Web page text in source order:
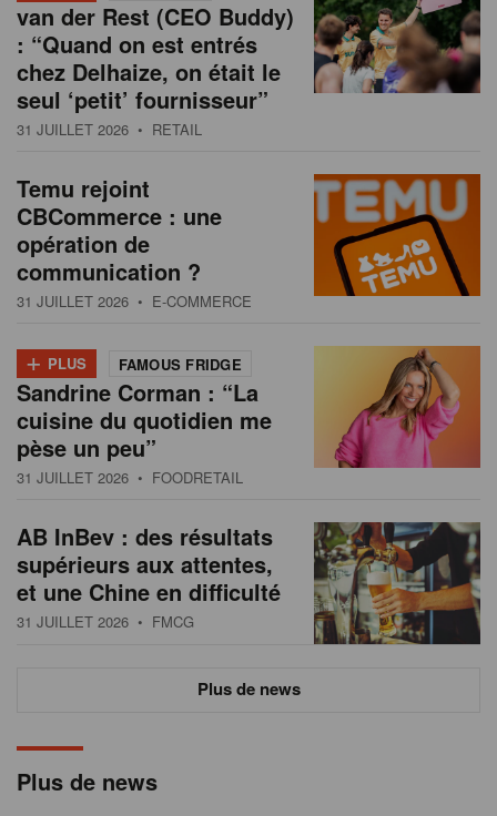
Plus de news
van der Rest (CEO Buddy)
: “Quand on est entrés
chez Delhaize, on était le
seul ‘petit’ fournisseur”
31 JUILLET 2026 • RETAIL
Temu rejoint
CBCommerce : une
opération de
communication ?
31 JUILLET 2026 • E-COMMERCE
+ PLUS FAMOUS FRIDGE
Sandrine Corman : “La
cuisine du quotidien me
pèse un peu”
31 JUILLET 2026 • FOODRETAIL
AB InBev : des résultats
supérieurs aux attentes,
et une Chine en difficulté
31 JUILLET 2026 • FMCG
Plus de news